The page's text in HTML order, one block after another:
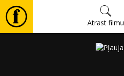
Atrast filmu